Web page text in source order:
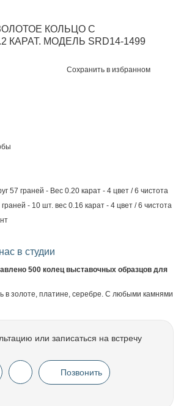
КОЛЬЦО С
КАРАТ. МОДЕЛЬ SRD14-1499
Сохранить в избранном
57 граней - Вес 0.20 карат - 4 цвет / 6 чистота
- 10 шт. вес 0.16 карат - 4 цвет / 6 чистота
в студии
500 колец выставочных образцов для
в золоте, платине, серебре. С любыми камнями
или записаться на встречу
Позвонить